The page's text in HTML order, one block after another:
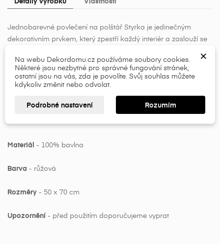
Jednobarevné povlečení na polštář Styrka je jedinečným
dekorativním prvkem, který zpestří každý interiér a zaslouží se
Jednobarevné provedení povlečení se hodí do každého
interiéru. Je vyrobeno z velmi příjemné bavlny, která se
nemačká, je odolná vůči špíně a většinu skvrn z ní snadno a
Materiál - 100% bavlna
Barva - růžová
Rozměry - 50 x 70 cm
Upozornění - před použitím doporučujeme vyprat
×
add_circle_outline
Vytvořit seznam přání ×
Název seznamu přání
Zrušit Vytvořit seznam přání
Přihlásit se ×
Musíte být přihlášen, abyste si mohli výrobky uložit do
svého seznamu přání.
Přihlásit se
×
Na webu Dekordomu.cz používáme soubory cookies.
Některé jsou nezbytné pro správné fungování stránek,
ostatní jsou na vás, zda je povolíte. Svůj souhlas můžete
kdykoliv změnit nebo odvolat.
Podrobné nastavení Rozumím